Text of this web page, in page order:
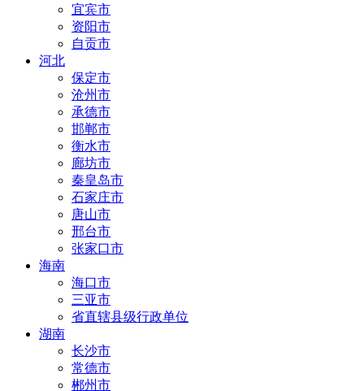
宜宾市
资阳市
自贡市
河北
保定市
沧州市
承德市
邯郸市
衡水市
廊坊市
秦皇岛市
石家庄市
唐山市
邢台市
张家口市
海南
海口市
三亚市
省直辖县级行政单位
湖南
长沙市
常德市
郴州市